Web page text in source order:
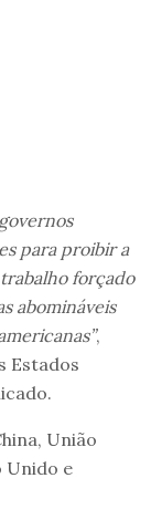
para proibir a
forçado
abomináveis
,
Estados
União
Unido e